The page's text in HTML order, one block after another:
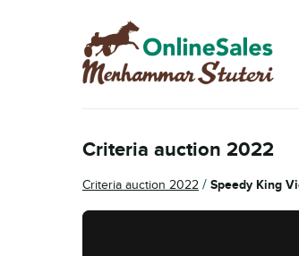
Skip
to
navigation
Skip
to
content
Criteria auction 2022
Criteria auction 2022 / Speedy King